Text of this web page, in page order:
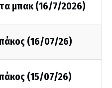
μπακ (16/7/2026)
(16/07/26)
(15/07/26)